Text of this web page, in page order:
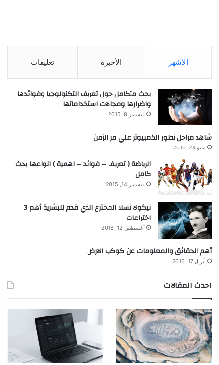
الأشهر الأخيرة تعليقات
بحث متكامل حول تعريف التكنولوجيا وفوائدها
واضرارها ومجالات استخداماتها
ديسمبر 8, 2015
شاهد مراحل تطور الكمبيوتر علي مر الزمن
مايو 24, 2016
الرياضة ( تعريف – فوائد – اهمية ) انواعها بحث
كامل
ديسمبر 14, 2015
نيكولا تسلا المخترع الذي قدم للبشرية أهم 3
اختراعات
أغسطس 12, 2018
أهم الحقائق والمعلومات عن كوكب الارض
أبريل 17, 2016
احدث المقالات